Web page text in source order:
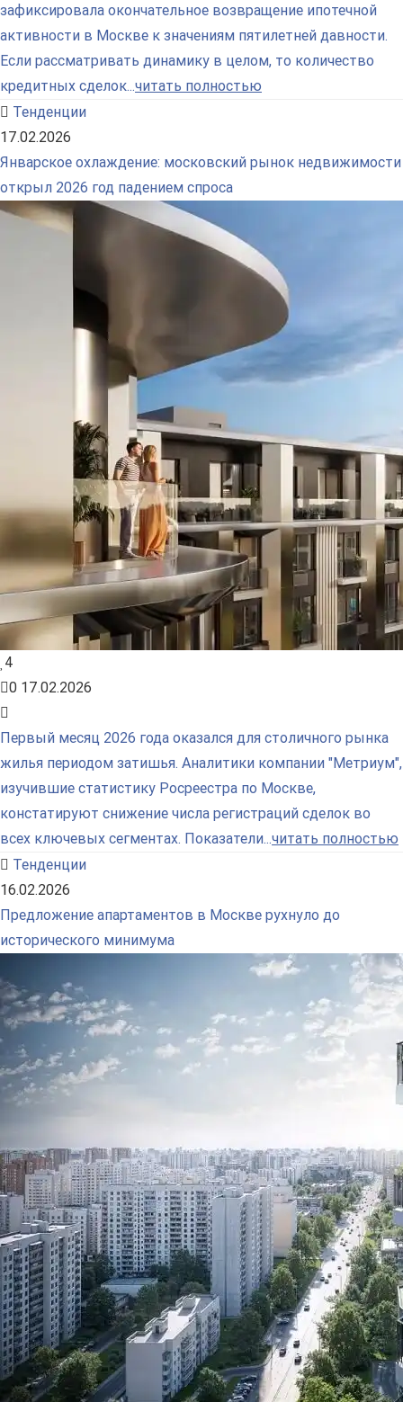
зафиксировала окончательное возвращение ипотечной
активности в Москве к значениям пятилетней давности.
Если рассматривать динамику в целом, то количество
кредитных сделок...читать полностью
Тенденции
17.02.2026
Январское охлаждение: московский рынок недвижимости
открыл 2026 год падением спроса
4
0 17.02.2026
Первый месяц 2026 года оказался для столичного рынка
жилья периодом затишья. Аналитики компании "Метриум",
изучившие статистику Росреестра по Москве,
констатируют снижение числа регистраций сделок во
всех ключевых сегментах. Показатели...читать полностью
Тенденции
16.02.2026
Предложение апартаментов в Москве рухнуло до
исторического минимума